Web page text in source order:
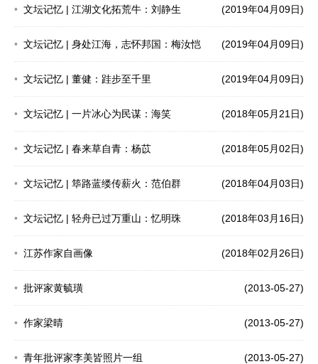
(2019年04月09日)
文坛记忆 | 江湖文化拓荒牛：刘静生
(2019年04月09日)
文坛记忆 | 身处江海，志怀邦国：梅汝恺
(2019年04月09日)
文坛记忆 | 董健：跬步至千里
(2018年05月21日)
文坛记忆 | 一片冰心为民谋：海笑
(2018年05月02日)
文坛记忆 | 春来草自青：杨苡
(2018年04月03日)
文坛记忆 | 筚路蓝缕传薪火：范伯群
(2018年03月16日)
文坛记忆 | 轻舟已过万重山：忆明珠
(2018年02月26日)
江苏作家自画像
(2013-05-27)
批评家黄毓璜
(2013-05-27)
作家梁晴
(2013-05-27)
青年批评家李美皆照片一组